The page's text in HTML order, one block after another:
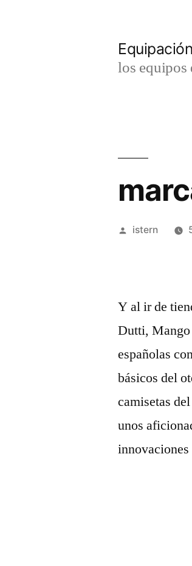
los equipos
Publicado
istern
Y al ir de
Dutti, Mango
españolas
básicos del
camisetas
unos
innovaciones